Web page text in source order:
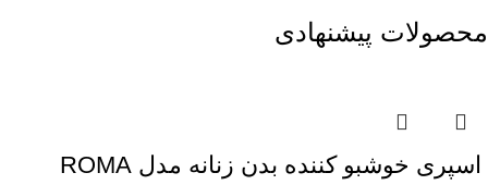
محصولات پیشنهادی
اسپری خوشبو کننده بدن زنانه مدل ROMA